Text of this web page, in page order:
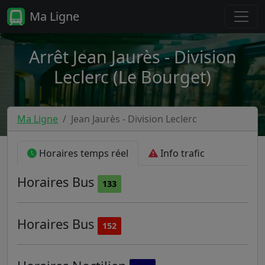
Ma Ligne
Arrêt Jean Jaurès - Division
Leclerc (Le Bourget)
Ma Ligne Jean Jaurès - Division Leclerc
Horaires temps réel Info trafic
Horaires Bus 133
Horaires Bus 152